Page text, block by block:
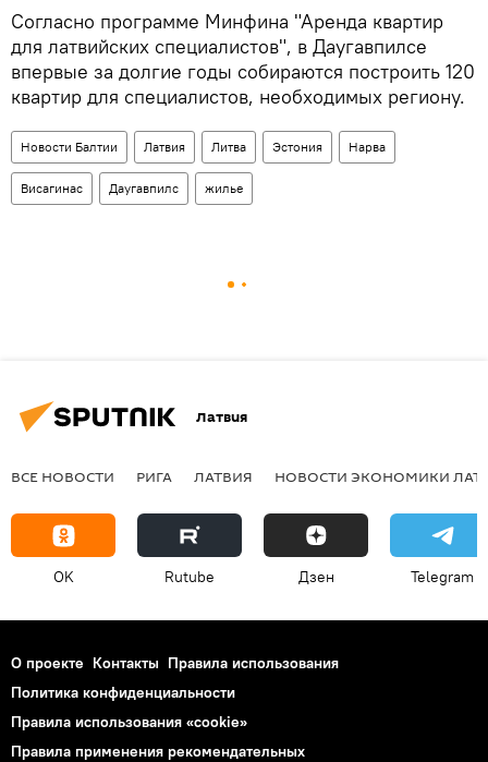
Согласно программе Минфина "Аренда квартир
для латвийских специалистов", в Даугавпилсе
впервые за долгие годы собираются построить 120
квартир для специалистов, необходимых региону.
Новости Балтии Латвия Литва Эстония Нарва
Висагинас Даугавпилс жилье
Латвия
ВСЕ НОВОСТИ РИГА ЛАТВИЯ НОВОСТИ ЭКОНОМИКИ
OK Rutube Дзен Telegram
О проекте Контакты Правила использования
Политика конфиденциальности
Правила использования «cookie»
Правила применения рекомендательных